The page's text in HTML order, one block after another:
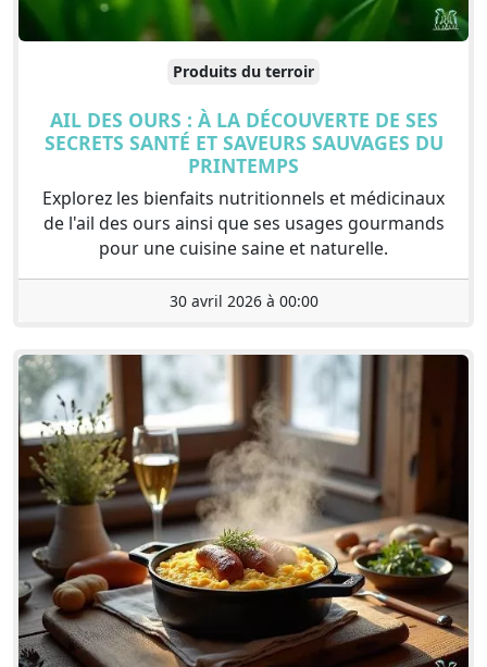
Produits du terroir
AIL DES OURS : À LA DÉCOUVERTE DE SES
SECRETS SANTÉ ET SAVEURS SAUVAGES DU
PRINTEMPS
Explorez les bienfaits nutritionnels et médicinaux
de l'ail des ours ainsi que ses usages gourmands
pour une cuisine saine et naturelle.
30 avril 2026 à 00:00